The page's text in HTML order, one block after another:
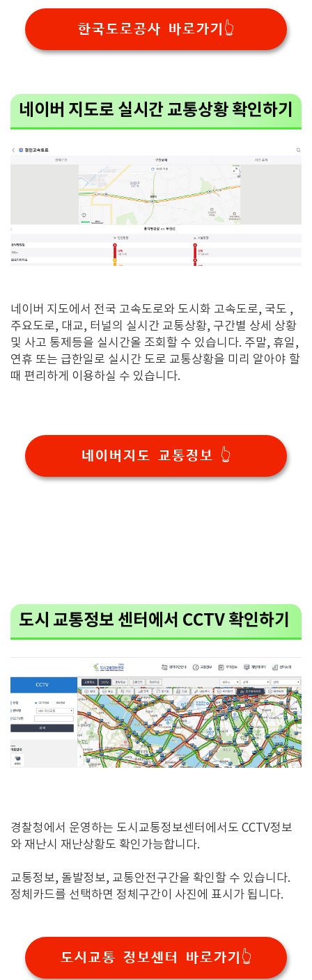
한국도로공사 바로가기👆
네이버 지도로 실시간 교통상황 확인하기
네이버 지도에서 전국 고속도로와 도시화 고속도로, 국도 ,
주요도로, 대교, 터널의 실시간 교통상황, 구간별 상세 상황
및 사고 통제등을 실시간올 조회할 수 있습니다. 주말, 휴일,
연휴 또는 급한일로 실시간 도로 교통상황을 미리 알아야 할
때 편리하게 이용하실 수 있습니다.
네이버지도 교통정보 👆
도시 교통정보 센터에서 CCTV 확인하기
경찰청에서 운영하는 도시교통정보센터에서도 CCTV정보
와 재난시 재난상황도 확인가능합니다.
교통정보, 돌발정보, 교통안전구간을 확인할 수 있습니다.
정체카드를 선택하면 정체구간이 사진에 표시가 됩니다.
도시교통 정보센터 바로가기👆